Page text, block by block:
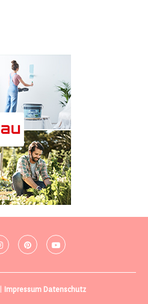
Impressum Datenschutz